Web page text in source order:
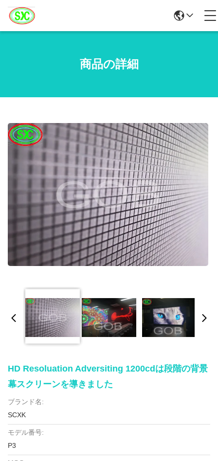
商品の詳細
HD Resoluation Adversiting 1200cdは段階の背景
幕スクリーンを導きました
ブランド名:
SCXK
モデル番号:
P3